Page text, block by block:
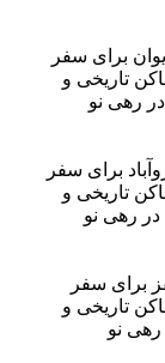
برای سفر
تاریخی و
رهی نو
برای سفر
تاریخی و
رهی نو
برای سفر
تاریخی و
نو